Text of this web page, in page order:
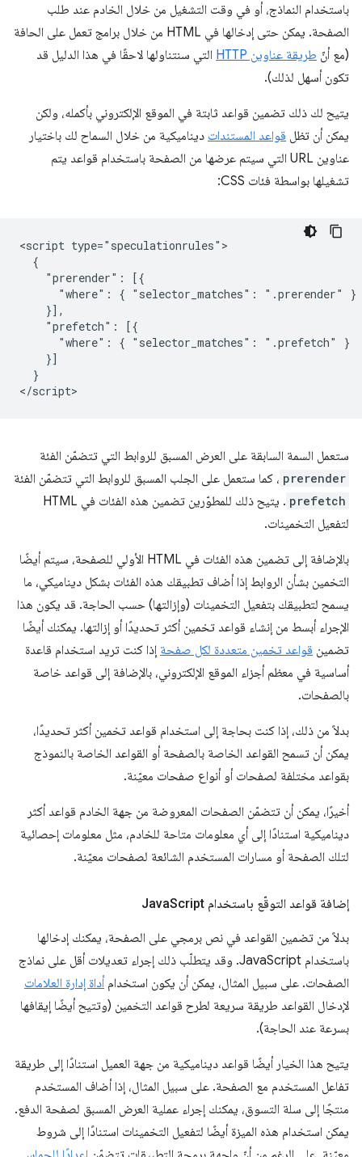
باستخدام النماذج، أو في وقت التشغيل من خلال الخادم عند طلب
الصفحة. يمكن حتى إدخالها في HTML من خلال برامج تعمل على الحافة
(مع أنّ طريقة عناوين HTTP
التي سنتناولها لاحقًا في هذا الدليل قد
تكون أسهل لذلك).
يتيح لك ذلك تضمين قواعد ثابتة في الموقع الإلكتروني بأكمله، ولكن
يمكن أن تظل قواعد المستندات ديناميكية من خلال السماح لك باختيار
عناوين URL التي سيتم عرضها من الصفحة باستخدام قواعد يتم
تشغيلها بواسطة فئات CSS:
<script type="speculationrules">
  {
    "prerender": [{
      "where": { "selector_matches": ".prerender" }
    }],
    "prefetch": [{
      "where": { "selector_matches": ".prefetch" }
    }]
  }
ستعمل السمة السابقة على العرض المسبق للروابط التي تتضمّن الفئة
prerender ، كما ستعمل على الجلب المسبق للروابط التي تتضمّن الفئة
prefetch
. يتيح ذلك للمطوّرين تضمين هذه الفئات في HTML
لتفعيل التخمينات.
بالإضافة إلى تضمين هذه الفئات في HTML الأولي للصفحة، سيتم أيضًا
التخمين بشأن الروابط إذا أضاف تطبيقك هذه الفئات بشكل ديناميكي، ما
يسمح لتطبيقك بتفعيل التخمينات (وإزالتها) حسب الحاجة. قد يكون هذا
الإجراء أبسط من إنشاء قواعد تخمين أكثر تحديدًا أو إزالتها. يمكنك أيضًا
تضمين قواعد تخمين متعددة لكل صفحة إذا كنت تريد استخدام قاعدة
أساسية في معظم أجزاء الموقع الإلكتروني، بالإضافة إلى قواعد خاصة
بالصفحات.
بدلاً من ذلك، إذا كنت بحاجة إلى استخدام قواعد تخمين أكثر تحديدًا،
يمكن أن تسمح القواعد الخاصة بالصفحة أو القواعد الخاصة بالنموذج
بقواعد مختلفة لصفحات أو أنواع صفحات معيّنة.
أخيرًا، يمكن أن تتضمّن الصفحات المعروضة من جهة الخادم قواعد أكثر
ديناميكية استنادًا إلى أي معلومات متاحة للخادم، مثل معلومات إحصائية
لتلك الصفحة أو مسارات المستخدم الشائعة لصفحات معيّنة.
إضافة قواعد التوقّع باستخدام Java Script
بدلاً من تضمين القواعد في نص برمجي على الصفحة، يمكنك إدخالها
باستخدام JavaScript. وقد يتطلّب ذلك إجراء تعديلات أقل على نماذج
الصفحات. على سبيل المثال، يمكن أن يكون استخدامأداة إدارة العلامات
لإدخال القواعد طريقة سريعة لطرح قواعد التخمين (وتتيح أيضًا إيقافها
بسرعة عند الحاجة).
يتيح هذا الخيار أيضًا قواعد ديناميكية من جهة العميل استنادًا إلى طريقة
تفاعل المستخدم مع الصفحة. على سبيل المثال، إذا أضاف المستخدم
منتجًا إلى سلة التسوق، يمكنك إجراء عملية العرض المسبق لصفحة الدفع.
يمكن استخدام هذه الميزة أيضًا لتفعيل التخمينات استنادًا إلى شروط